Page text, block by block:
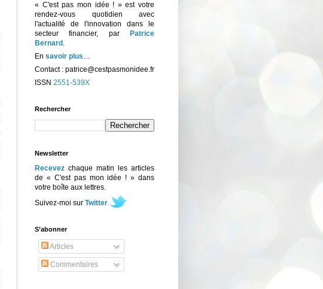
« C'est pas mon idée ! » est votre
rendez-vous quotidien avec
l'actualité de l'innovation dans le
secteur financier, par
Patrice
Bernard .
En savoir plus…
Contact : patrice@cestpasmonidee.fr
ISSN 2551-539X
Rechercher
Newsletter
Recevez chaque matin les articles
de « C'est pas mon idée ! » dans
votre boîte aux lettres.
Suivez-moi sur Twitter
S’abonner
Articles
Commentaires